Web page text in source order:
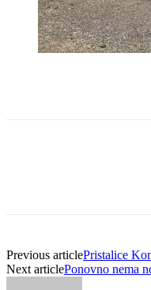
Previous articlePristalice
Next articlePonovno nema